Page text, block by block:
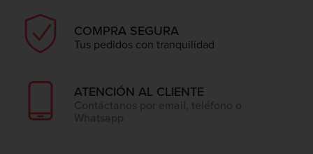
COMPRA SEGURA
Tus pedidos con tranquilidad
ATENCIÓN AL CLIENTE
Contáctanos por email, teléfono o
Whatsapp